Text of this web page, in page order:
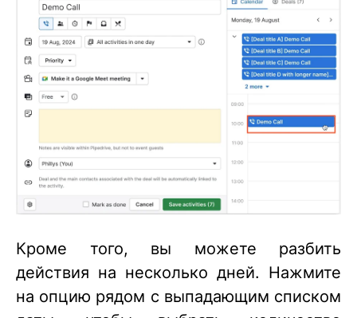
Кроме того, вы можете разбить
действия на несколько дней. Нажмите
на опцию рядом с выпадающим списком